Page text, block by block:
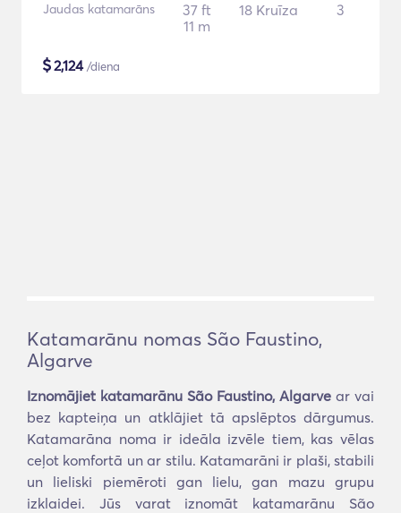
Jaudas katamarāns
37 ft
11 m
18 Kruīza 3
$2,124/diena
Katamarānu nomas São Faustino,
Algarve
Iznomājiet katamarānu São Faustino, Algarve ar vai
bez kapteiņa un atklājiet tā apslēptos dārgumus.
Katamarāna noma ir ideāla izvēle tiem, kas vēlas
ceļot komfortā un ar stilu. Katamarāni ir plaši, stabili
un lieliski piemēroti gan lielu, gan mazu grupu
izklaidei. Jūs varat iznomāt katamarānu São